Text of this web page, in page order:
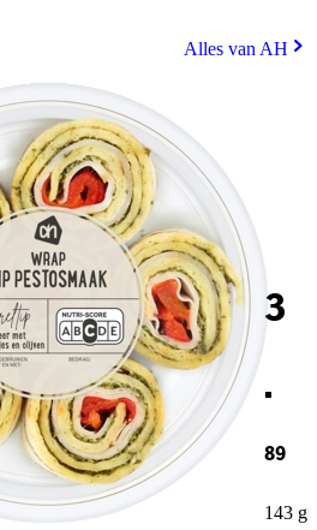
Alles van AH
3
.
89
143 g